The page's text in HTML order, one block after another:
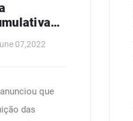
10
07,2022
que
das